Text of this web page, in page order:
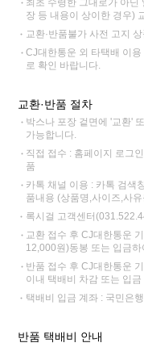
장 등 내용이 상이한 경우)
교환·반품불가 사전 고지
CJ대한통운 외 타택배 이
로 확인 바랍니다.
교환·반품 절차
박스나 포장 겉면에 '교환'
가능합니다.
직접 접수 : 홈페이지 로그
품
카톡 채널 이용 : 카톡 검색
품내용 (상품명,사이즈,사
록시걸 고객센터
교환 접수 후 CJ대한통운
12,000원)동봉 또는 입금
반품 접수 후 CJ대한통운
이내 택배비 차감 또는 입금
택배비 입금 계좌 : 국민은
반품 택배비 안내